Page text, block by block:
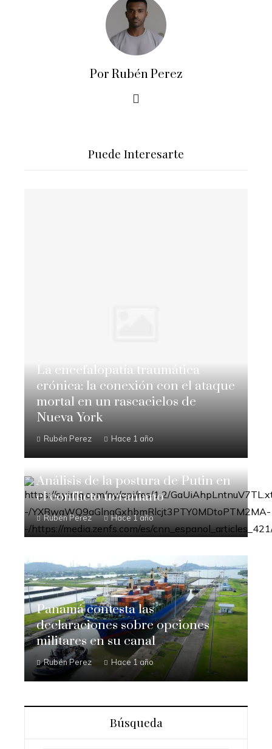
Por Rubén Perez
Puede Interesarte
La encefalopatía traumática
crónica: la conexión con el ataque
mortal en un rascacielos de
Nueva York
Rubén Perez Hace 1 año
Análisis de la postura de Putin en
el conflicto ucraniano
Rubén Perez Hace 1 año
Panamá contesta las
declaraciones sobre opciones
militares en su canal
Rubén Perez Hace 1 año
Búsqueda